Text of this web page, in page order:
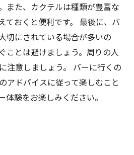
また、カクテルは種類が豊富な
ておくと便利です。 最後に、バ
切にされている場合が多いの
ことは避けましょう。周りの人
注意しましょう。 バーに行くの
アドバイスに従って楽しむこと
体験をお楽しみください。